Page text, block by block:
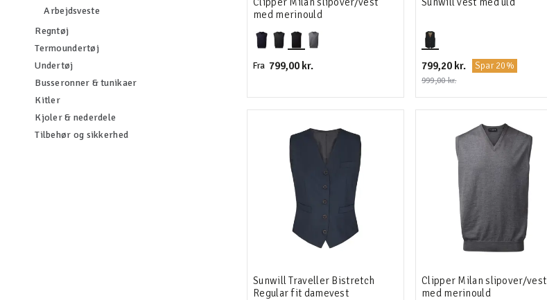
ArbejdsvesteFiltrér efter category: Arbejdsveste
RegntøjFiltrér efter category: Regntøj
TermoundertøjFiltrér efter category: Termoundertøj
UndertøjFiltrér efter category: Undertøj
Busseronner & tunikaerFiltrér efter category: Busseronner & tunikaer
KitlerFiltrér efter category: Kitler
Kjoler & nederdele
Tilbehør og sikkerhedFiltrér efter category: Tilbehør og sikkerhed
med merinould
Fra 799,00 kr. 799,20 kr. Spar 20%
999,00 kr.
Sunwill Traveller Bistretch
Regular fit damevest
Clipper Milan slipover/vest
med merinould